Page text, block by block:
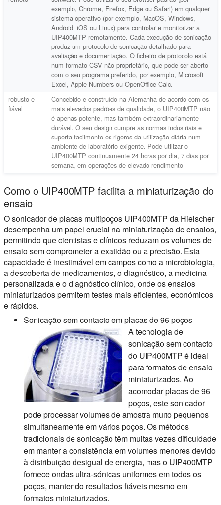
exemplo, Chrome, Firefox, Edge ou Safari) em qualquer
sistema operativo (por exemplo, MacOS, Windows,
Android, iOS ou Linux) para controlar e monitorizar a
UIP400MTP remotamente. Cada execução de sonicação
produz um protocolo de sonicação detalhado para
avaliação e documentação. O ficheiro de protocolo está
num formato CSV não proprietário, que pode ser aberto
com o seu programa preferido, por exemplo, Microsoft
Excel, Apple Numbers ou OpenOffice Calc.
robusto e
fiável
Concebido e construído na Alemanha de acordo com os
mais elevados padrões de qualidade, o UIP400MTP não
é apenas potente, mas também extraordinariamente
durável. O seu design cumpre as normas industriais e
suporta facilmente os rigores da utilização diária num
ambiente de laboratório exigente. Pode utilizar o
UIP400MTP continuamente 24 horas por dia, 7 dias por
semana, em operações de elevado rendimento.
Como o UIP400MTP facilita a miniaturização do
ensaio
O sonicador de placas multipoços UIP400MTP da Hielscher
desempenha um papel crucial na miniaturização de ensaios,
permitindo que cientistas e clínicos reduzam os volumes de
ensaio sem comprometer a exatidão ou a precisão. Esta
capacidade é inestimável em campos como a microbiologia,
a descoberta de medicamentos, o diagnóstico, a medicina
personalizada e o diagnóstico clínico, onde os ensaios
miniaturizados permitem testes mais eficientes, económicos
e rápidos.
Sonicação sem contacto em placas de 96 poços
A tecnologia de
sonicação sem contacto
do UIP400MTP é ideal
para formatos de ensaio
miniaturizados. Ao
acomodar placas de 96
poços, este sonicador
pode processar volumes de amostra muito pequenos
simultaneamente em vários poços. Os métodos
tradicionais de sonicação têm muitas vezes dificuldade
em manter a consistência em volumes menores devido
à distribuição desigual de energia, mas o UIP400MTP
fornece ondas ultra-sónicas uniformes em todos os
poços, mantendo resultados fiáveis mesmo em
formatos miniaturizados.